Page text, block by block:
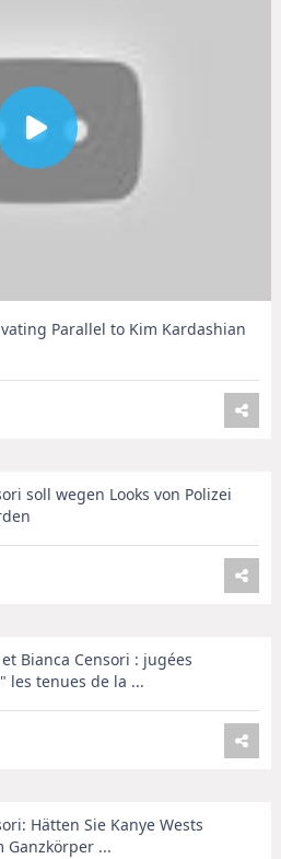
Parallel to Kim Kardashian
soll wegen Looks von Polizei
Bianca Censori : jugées
les tenues de la ...
Hätten Sie Kanye Wests
Ganzkörper ...